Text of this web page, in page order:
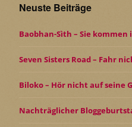
Neuste Beiträge
Baobhan-Sìth – Sie kommen
Seven Sisters Road – Fahr
Biloko – Hör nicht auf seine
Nachträglicher